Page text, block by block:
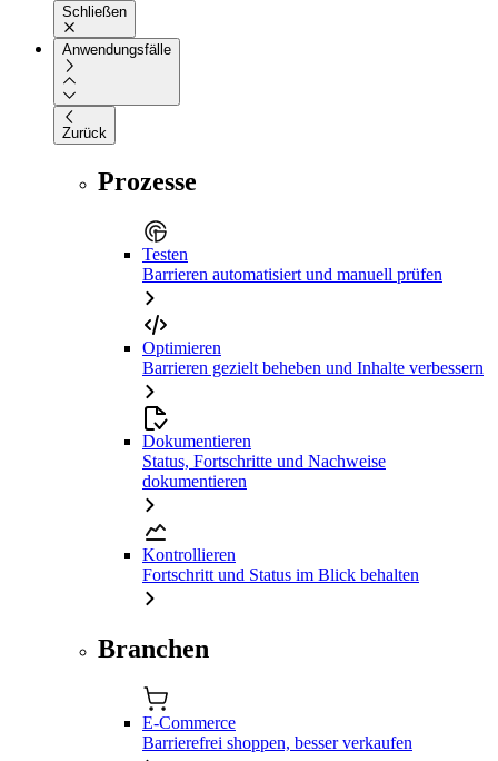
Schließen
Anwendungsfälle
Zurück
Prozesse
Testen
Barrieren automatisiert und manuell prüfen
Optimieren
Barrieren gezielt beheben und Inhalte verbessern
Dokumentieren
Status, Fortschritte und Nachweise
dokumentieren
Kontrollieren
Fortschritt und Status im Blick behalten
Branchen
E-Commerce
Barrierefrei shoppen, besser verkaufen